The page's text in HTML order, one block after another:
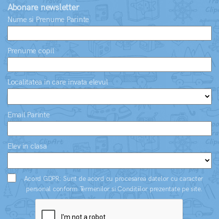
Abonare newsletter
Nume si Prenume Parinte
Prenume copil
Localitatea in care invata elevul
Email Parinte
Elev in clasa
Acord GDPR: Sunt de acord cu procesarea datelor cu caracter
personal conform Termenilor si Conditiilor prezentate pe site.